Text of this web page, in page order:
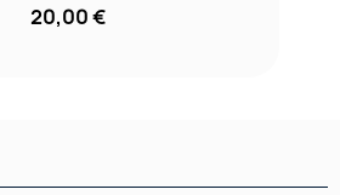
20,00 €